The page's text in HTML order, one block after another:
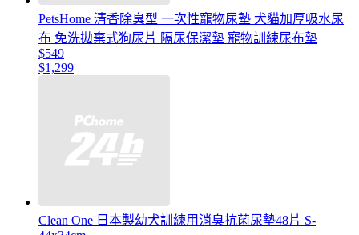
PetsHome 清香除臭型 一次性寵物尿墊 犬貓加厚吸水尿
布 免洗拋棄式狗尿片 隔尿保潔墊 寵物訓練尿布墊
$549
$1,299
Clean One 日本製幼犬訓練用消臭抗菌尿墊48片 S-